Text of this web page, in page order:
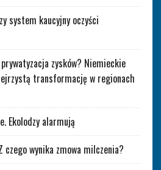
system kaucyjny oczyści
zysków? Niemieckie
transformację w regionach
Ekolodzy alarmują
czego wynika zmowa milczenia?